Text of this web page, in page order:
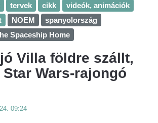
tervek cikk
videók, animációk
NOEM
spanyolország
Spaceship Home
Villa földre szállt,
Wars-rajongó
09:24